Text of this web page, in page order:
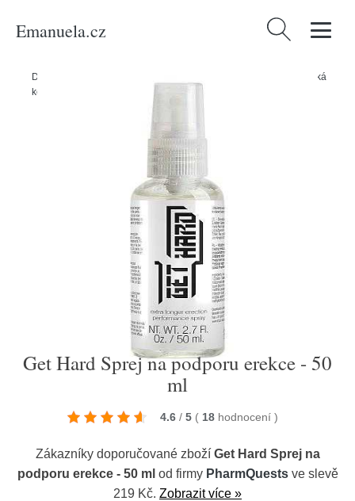
Emanuela.cz Vyhledávání
Domů
Kondomy a erotická
kosmetika
Get Hard Sprej na podporu erekce - 50 ml
Get Hard Sprej na podporu erekce - 50
ml
4.6 / 5 ( 18 hodnocení )
Zákazníky doporučované zboží Get Hard Sprej na
podporu erekce - 50 ml od firmy PharmQuestsve slevě
219 Kč. Zobrazit více »